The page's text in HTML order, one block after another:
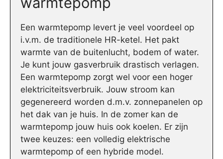
Een warmtepomp levert je veel voordeel op
i.v.m. de traditionele HR-ketel. Het pakt
warmte van de buitenlucht, bodem of water.
Je kunt jouw gasverbruik drastisch verlagen.
Een warmtepomp zorgt wel voor een hoger
elektriciteitsverbruik. Jouw stroom kan
gegenereerd worden d.m.v. zonnepanelen op
het dak van je huis. In de zomer kan de
warmtepomp jouw huis ook koelen. Er zijn
twee keuzes: een volledig elektrische
warmtepomp of een hybride model.